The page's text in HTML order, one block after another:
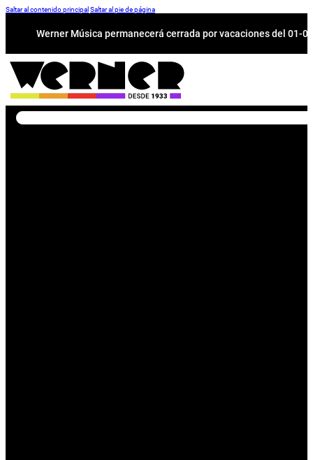
Saltar al contenido principal Saltar al pie de página
Werner Música permanecerá cerrada por vacaciones del 01-
Buscar